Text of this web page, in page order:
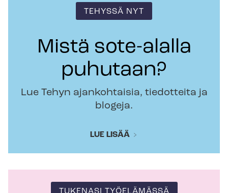
TEHYSSÄ NYT
Mistä sote-alalla
puhutaan?
Lue Tehyn ajankohtaisia, tiedotteita ja
blogeja.
LUE LISÄÄ